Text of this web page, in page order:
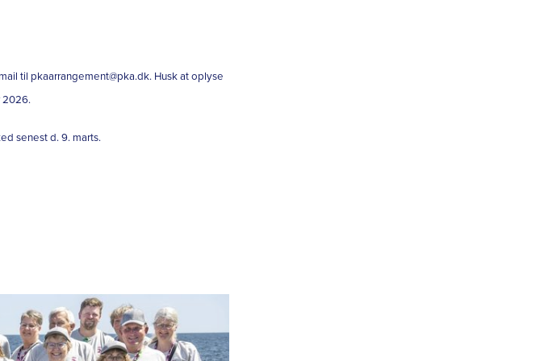
til pkaarrangement@pka.dk. Husk at oplyse
2026.
senest d. 9. marts.